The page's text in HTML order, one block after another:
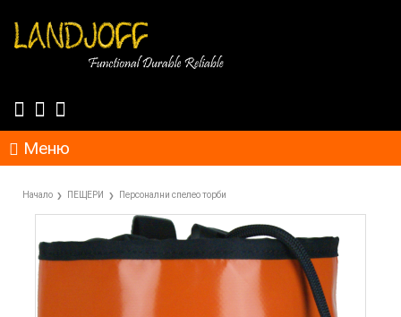
Меню
Начало ПЕЩЕРИ Персонални спелео торби